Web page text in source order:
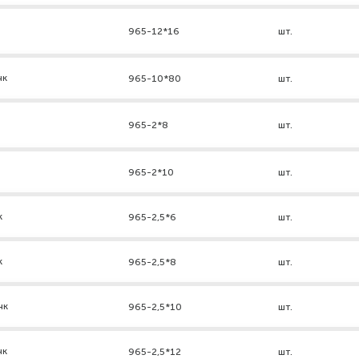
965-12*16 шт.
965-10*80 шт.
965-2*8 шт.
965-2*10 шт.
965-2,5*6 шт.
965-2,5*8 шт.
965-2,5*10 шт.
965-2,5*12 шт.